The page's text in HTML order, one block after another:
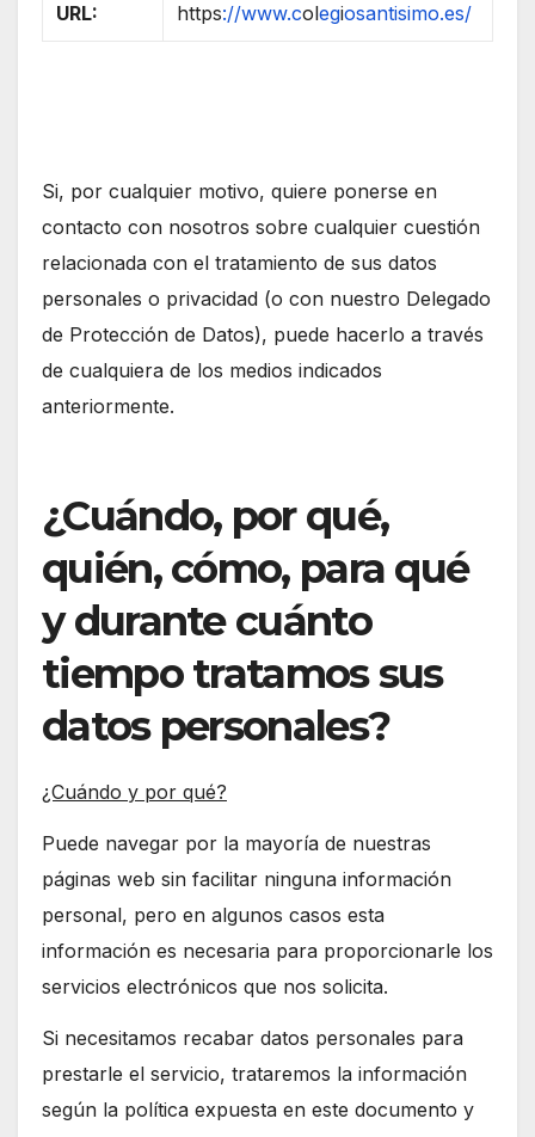
URL: https://www.colegiosantisimo.es/
Si, por cualquier motivo, quiere ponerse en
contacto con nosotros sobre cualquier cuestión
relacionada con el tratamiento de sus datos
personales o privacidad (o con nuestro Delegado
de Protección de Datos), puede hacerlo a través
de cualquiera de los medios indicados
anteriormente.
¿Cuándo, por qué,
quién, cómo, para qué
y durante cuánto
tiempo tratamos sus
datos personales?
¿Cuándo y por qué?
Puede navegar por la mayoría de nuestras
páginas web sin facilitar ninguna información
personal, pero en algunos casos esta
información es necesaria para proporcionarle los
servicios electrónicos que nos solicita.
Si necesitamos recabar datos personales para
prestarle el servicio, trataremos la información
según la política expuesta en este documento y